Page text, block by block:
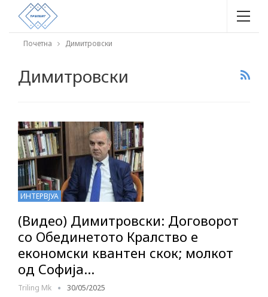
Почетна Димитровски
Димитровски
ИНТЕРВЈУА
(Видео) Димитровски: Договорот
со Обединетото Кралство е
економски квантен скок; молкот
од Софија…
Triling Mk 30/05/2025